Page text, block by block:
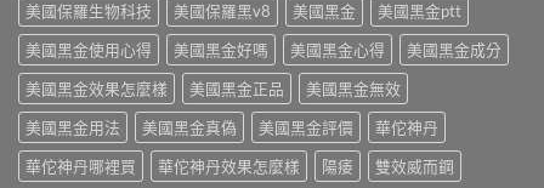
大
陷
阱〉
中
美國保羅生物科技
美國保羅黑v8 美國黑金
美國黑金ptt
美國黑金使用心得
美國黑金好嗎 美國黑金心得
美國黑金成分
美國黑金效果怎麼樣
美國黑金正品
美國黑金無效
美國黑金用法
美國黑金真偽 美國黑金評價
華佗神丹
華佗神丹哪裡買
華佗神丹效果怎麼樣 陽痿 雙效威而鋼